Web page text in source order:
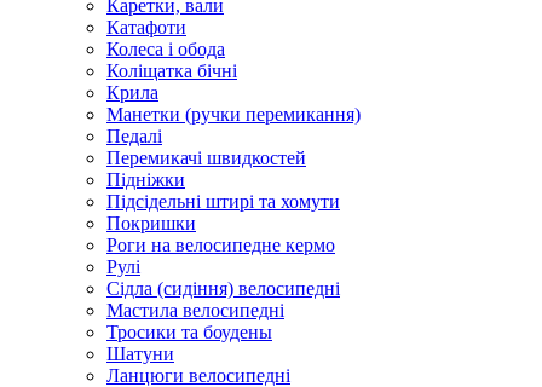
Каретки, вали
Катафоти
Колеса і обода
Коліщатка бічні
Крила
Манетки (ручки перемикання)
Педалі
Перемикачі швидкостей
Підніжки
Підсідельні штирі та хомути
Покришки
Роги на велосипедне кермо
Рулі
Сідла (сидіння) велосипедні
Мастила велосипедні
Тросики та боудены
Шатуни
Ланцюги велосипедні